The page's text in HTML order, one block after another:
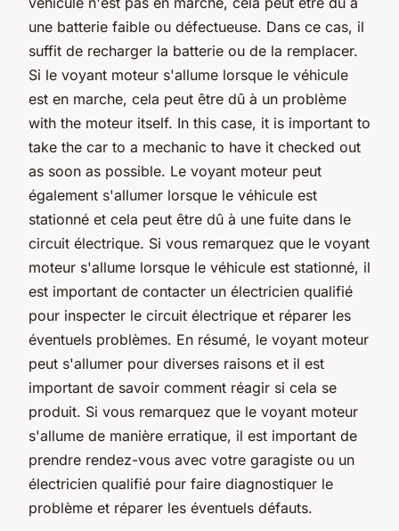
une batterie faible ou défectueuse. Dans ce cas, il
suffit de recharger la batterie ou de la remplacer.
Si le voyant moteur s'allume lorsque le véhicule
est en marche, cela peut être dû à un problème
with the moteur itself. In this case, it is important to
take the car to a mechanic to have it checked out
as soon as possible. Le voyant moteur peut
également s'allumer lorsque le véhicule est
stationné et cela peut être dû à une fuite dans le
circuit électrique. Si vous remarquez que le voyant
moteur s'allume lorsque le véhicule est stationné, il
est important de contacter un électricien qualifié
pour inspecter le circuit électrique et réparer les
éventuels problèmes. En résumé, le voyant moteur
peut s'allumer pour diverses raisons et il est
important de savoir comment réagir si cela se
produit. Si vous remarquez que le voyant moteur
s'allume de manière erratique, il est important de
prendre rendez-vous avec votre garagiste ou un
électricien qualifié pour faire diagnostiquer le
problème et réparer les éventuels défauts.